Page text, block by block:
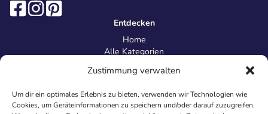
Zustimmung verwalten
Um dir ein optimales Erlebnis zu bieten, verwenden wir Technologien wie
Cookies, um Geräteinformationen zu speichern und/oder darauf zuzugreifen.
Entdecken
Home
Alle Kategorien
Information
Über uns
Kontakt